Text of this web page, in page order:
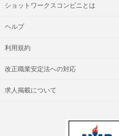
ショットワークスコンビニとは
ヘルプ
利用規約
改正職業安定法への対応
求人掲載について